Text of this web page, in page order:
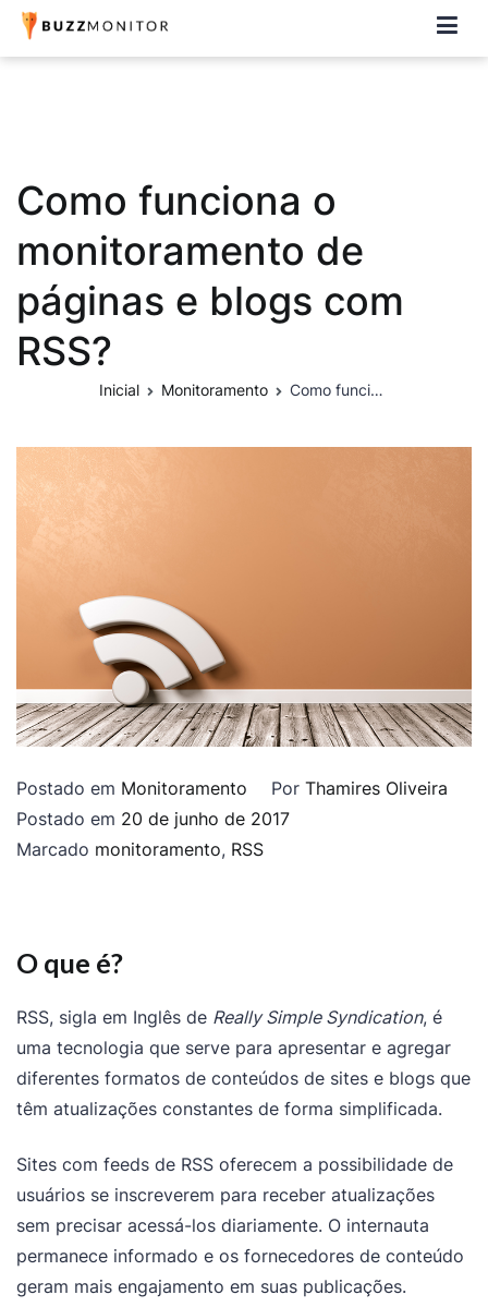
Buzzmonitor
A plataforma mais completa e flexível para social media e CRM
Como funciona o
monitoramento de
páginas e blogs com
RSS?
Inicial Monitoramento Como funciona o monitoramento de páginas e blogs com RSS?
Postado em Monitoramento Por Thamires Oliveira
Postado em 20 de junho de 2017
Marcado monitoramento, RSS
O que é?
RSS, sigla em Inglês de Really Simple Syndication, é
uma tecnologia que serve para apresentar e agregar
diferentes formatos de conteúdos de sites e blogs que
têm atualizações constantes de forma simplificada.
Sites com feeds de RSS oferecem a possibilidade de
usuários se inscreverem para receber atualizações
sem precisar acessá-los diariamente. O internauta
permanece informado e os fornecedores de conteúdo
geram mais engajamento em suas publicações.